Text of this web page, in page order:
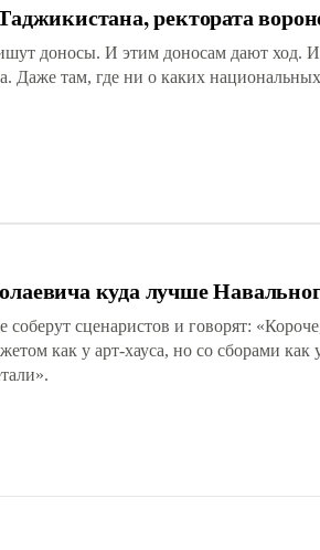
ректората
доносы. И этим доносам дают ход.
там, где ни о каких
куда лучше
сценаристов и говорят:
как у арт-хауса, но со сборами